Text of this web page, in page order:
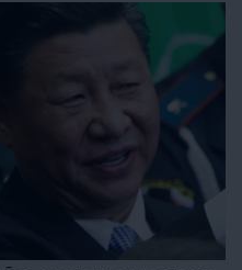
milhões de pessoas.
que poderá
entidades regionais da
geopolítica. A
não deu por isso,
de mais uma arma da
“Ocidente” que continua a
– e a comportar-se
ele, o centro do
para